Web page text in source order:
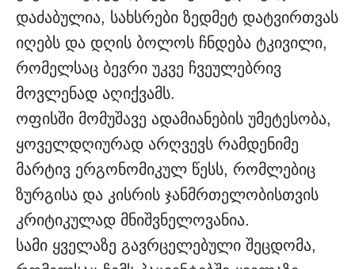
დაძაბულია, სახსრები ზედმეტ დატვირთვას
იღებს და დღის ბოლოს ჩნდება ტკივილი,
რომელსაც ბევრი უკვე ჩვეულებრივ
მოვლენად აღიქვამს.
ოფისში მომუშავე ადამიანების უმეტესობა,
ყოველდღიურად არღვევს რამდენიმე
მარტივ ერგონომიკულ წესს, რომლებიც
ზურგისა და კისრის ჯანმრთელობისთვის
კრიტიკულად მნიშვნელოვანია.
სამი ყველაზე გავრცელებული შეცდომა,